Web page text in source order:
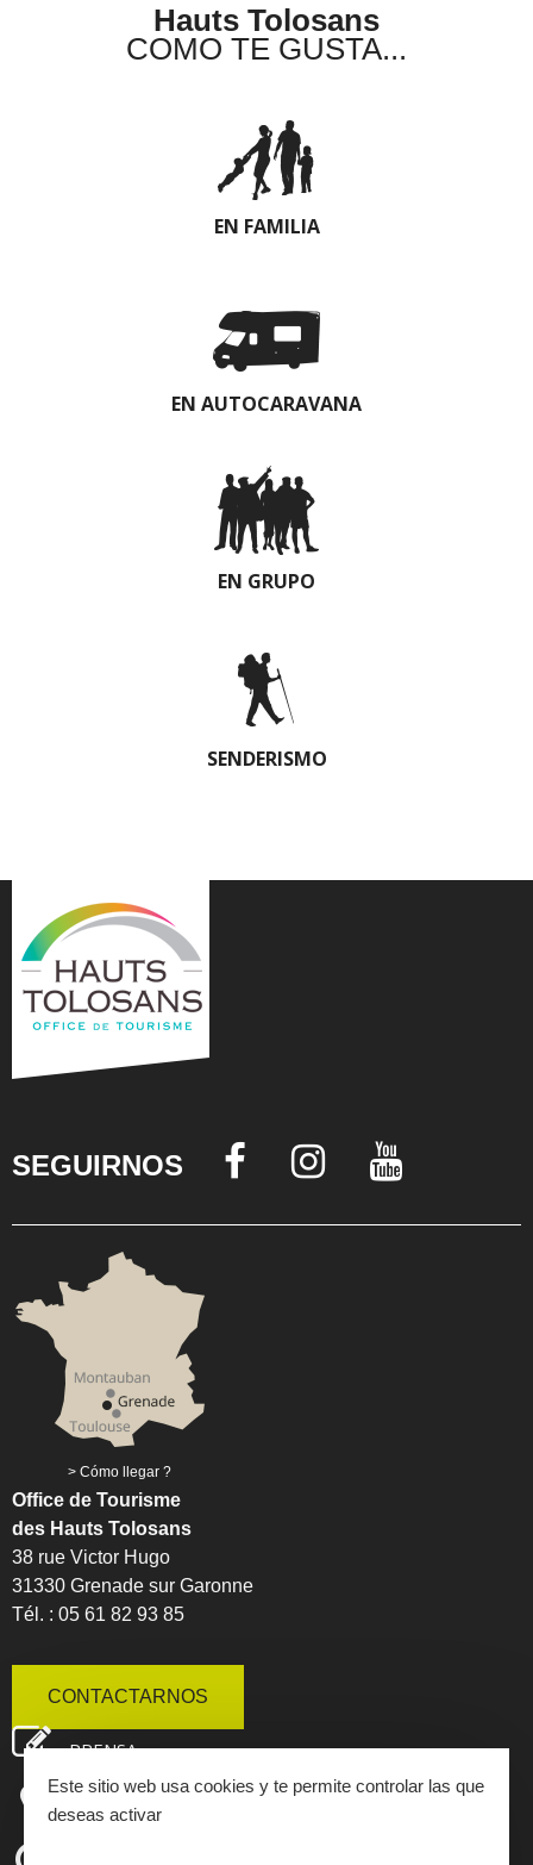
Hauts Tolosans
COMO TE GUSTA...
EN FAMILIA
EN AUTOCARAVANA
EN GRUPO
SENDERISMO
SEGUIRNOS
Cómo llegar ?
Office de Tourisme
des Hauts Tolosans
38 rue Victor Hugo
31330 Grenade sur Garonne
Tél. : 05 61 82 93 85
CONTACTARNOS
PRENSA
MAPA INTERACTIVO
Este sitio web usa cookies y te permite controlar las que
deseas activar